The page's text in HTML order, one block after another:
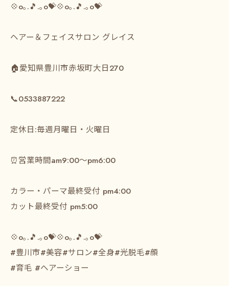
💠o｡.🎵.｡o💝💠o｡.🎵.｡o💝⁡
⁡ヘアー＆フェイスサロン グレイス⁡⁡
⁡🏠愛知県豊川市赤坂町大日270⁡
⁡📞0533887222⁡
⁡定休日:毎週月曜日・火曜日⁡
⁡⏰営業時間am9:00～pm6:00⁡
⁡カラー・パーマ最終受付 pm4:00⁡
カット最終受付 pm5:00⁡
⁡💠o｡.🎵.｡o💝💠o｡.🎵.｡o💝
⁡#豊川市#美容#サロン#全身#光脱毛#顔
#育毛 #ヘアーショー